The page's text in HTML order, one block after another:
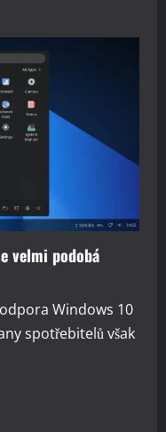
velmi podobá
Windows 10
spotřebitelů však